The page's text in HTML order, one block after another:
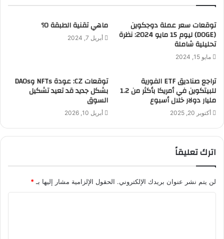
توقعات سعر عملة دوجكوين
(DOGE) ليوم 15 مايو 2024: نظرة
تحليلية شاملة
مايو 15, 2024
ماهي تقنية الطبقة 0؟
أبريل 7, 2024
تراجع صناديق ETF الفورية
للبيتكوين في أمريكا بأكثر من 1.2
مليار دولار خلال أسبوع
أكتوبر 20, 2025
توقعات CZ: عودة NFTs وDAOs
بشكل جديد قد تعيد تشكيل
السوق
أبريل 10, 2026
اترك تعليقاً
لن يتم نشر عنوان بريدك الإلكتروني. الحقول الإلزامية مشار إليها بـ *